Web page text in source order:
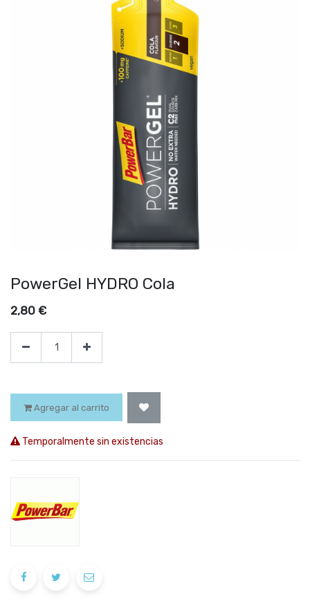
PowerGel HYDRO Cola
2,80 €
Agregar al carrito
Temporalmente sin existencias